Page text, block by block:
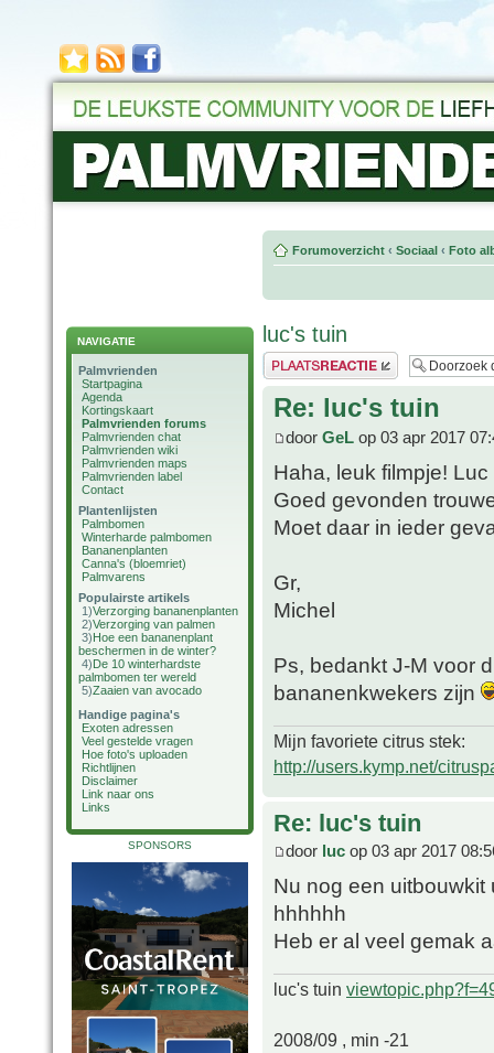
NAVIGATIE
Palmvrienden
Startpagina
Agenda
Kortingskaart
Palmvrienden forums
Palmvrienden chat
Palmvrienden wiki
Palmvrienden maps
Palmvrienden label
Contact
Plantenlijsten
Palmbomen
Winterharde palmbomen
Bananenplanten
Canna's (bloemriet)
Palmvarens
Populairste artikels
1)Verzorging bananenplanten
2)Verzorging van palmen
3)Hoe een bananenplant
beschermen in de winter?
4)De 10 winterhardste
palmbomen ter wereld
5)Zaaien van avocado
Handige pagina's
Exoten adressen
Veel gestelde vragen
Hoe foto's uploaden
Richtlijnen
Disclaimer
Link naar ons
Links
SPONSORS
Forumoverzicht ‹ Sociaal ‹ Foto
luc's tuin
Plaats een reactie
Re: luc's tuin
door GeL op 03 apr 2017
Haha, leuk filmpje!
Goed gevonden
Moet daar in ieder
Gr,
Michel
Ps, bedankt J-M voor
bananenkwekers zijn
Mijn favoriete citrus stek:
http://users.kymp.net/
Re: luc's tuin
door luc op 03 apr 2017
Nu nog een
hhhhhh
Heb er al veel gemak
luc's tuin
2008/09 , min -21